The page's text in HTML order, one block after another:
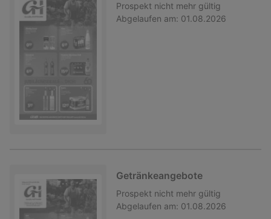
Prospekt nicht mehr gültig
Abgelaufen am: 01.08.2026
Getränkeangebote
Prospekt nicht mehr gültig
Abgelaufen am: 01.08.2026